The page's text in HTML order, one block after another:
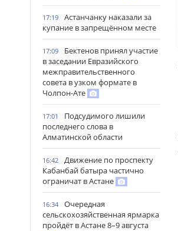
17:19
Астанчанку наказали за
купание в запрещённом месте
17:09
Бектенов принял участие
в заседании Евразийского
межправительственного
совета в узком формате в
Чолпон-Ате
17:01
Подсудимого лишили
последнего слова в
Алматинской области
16:42
Движение по проспекту
Кабанбай батыра частично
ограничат в Астане
16:34
Очередная
сельскохозяйственная ярмарка
пройдёт в Астане 8–9 августа